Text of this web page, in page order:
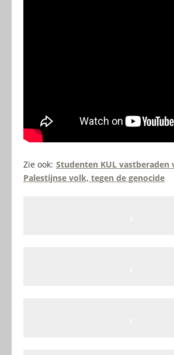
Zie ook: Studenten KUL vastberaden
Palestijnse volk, tegen de genocide